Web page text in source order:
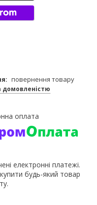
повернення товару
домовленістю
електронні платежі.
будь-який товар